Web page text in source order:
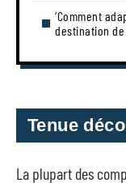
‘Comment
destination
Tenue
La plupart des